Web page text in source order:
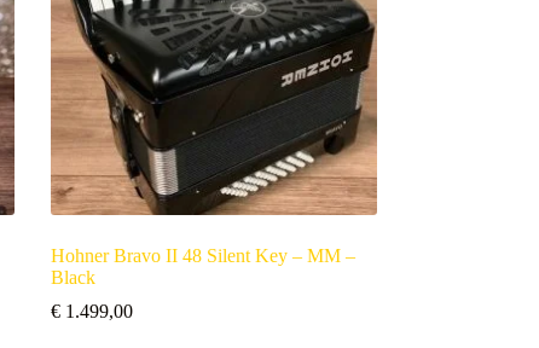
Hohner Bravo II 48 Silent Key – MM –
Black
€1.499,00